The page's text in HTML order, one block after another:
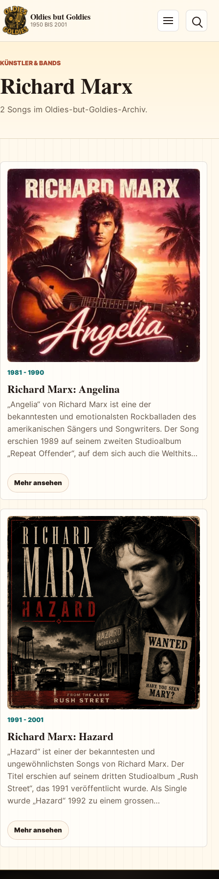
Oldies but Goldies
1950 BIS 2001
Navigation öffnen
KÜNSTLER & BANDS
Richard Marx
2 Songs im Oldies-but-Goldies-Archiv.
1981 - 1990
Richard Marx: Angelina
„Angelia“ von Richard Marx ist eine der
bekanntesten und emotionalsten Rockballaden des
amerikanischen Sängers und Songwriters. Der Song
erschien 1989 auf seinem zweiten Studioalbum
„Repeat Offender“, auf dem sich auch die Welthits
„Angelia“ wurde von Richard Marx selbst
geschrieben und von ihm gemeinsam mit David
Cole produziert. Inhaltlich handelt „Angelia“ von
einer verlorenen Liebe und den Erinnerungen an
eine vergangene Beziehung. Der Erzähler denkt an
die gemeinsame Zeit zurück und versucht zu
verstehen, warum die geliebte Frau gegangen ist.
Dabei wird deutlich, dass er emotional noch immer
an ihr hängt. Die Erinnerungen lassen ihn nicht los,
und er fragt sich, ob Angelia jemals wirklich
verstanden hat, wie tief seine Gefühle für sie waren.
Mehr ansehen
1991 - 2001
Richard Marx: Hazard
„Hazard“ ist einer der bekanntesten und
ungewöhnlichsten Songs von Richard Marx. Der
Titel erschien auf seinem dritten Studioalbum „Rush
Street“, das 1991 veröffentlicht wurde. Als Single
wurde „Hazard“ 1992 zu einem grossen
der Song Platz 3 der Singlecharts und hielt sich
dort 15 Wochen in den Top 100. Das Album „Rush
Street“ kam in Grossbritannien bis auf Platz 7.
Mehr ansehen